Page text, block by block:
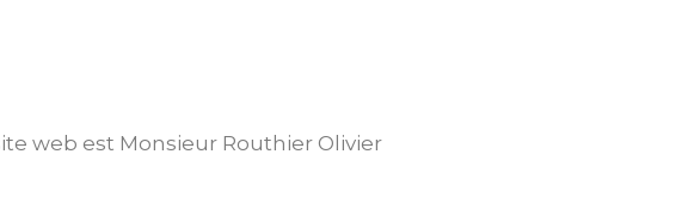
web est Monsieur Routhier Olivier